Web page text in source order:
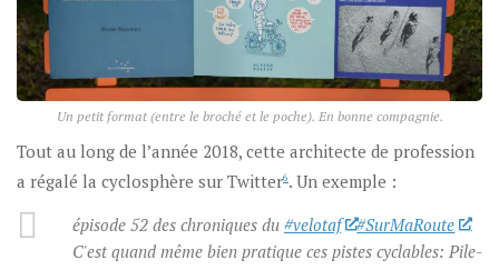
Un petit format (entre le broché et le poche). En bonne compagnie.
Tout au long de l’année 2018, cette architecte de profession
a régalé la cyclosphère sur Twitter6. Un exemple :
épisode 52 des chroniques du #velotaf
#SurMaRoute
C'est quand même bien pratique ces pistes cyclables: Pile-